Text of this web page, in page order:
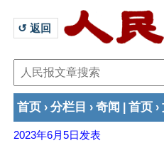
↺ 返回
首页 › 分栏目 › 奇闻 首页 ›
2023年6月5日 发表